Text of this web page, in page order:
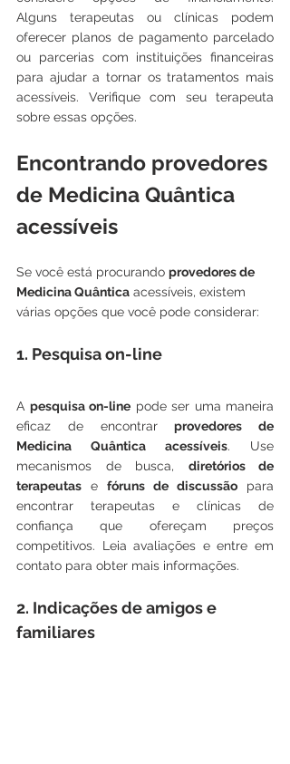
Alguns terapeutas ou clínicas podem
oferecer planos de pagamento parcelado
ou parcerias com instituições financeiras
para ajudar a tornar os tratamentos mais
acessíveis. Verifique com seu terapeuta
sobre essas opções.
Encontrando provedores
de Medicina Quântica
acessíveis
Se você está procurando provedores de
Medicina Quântica acessíveis, existem
várias opções que você pode considerar:
1. Pesquisa on-line
A pesquisa on-line pode ser uma maneira
eficaz de encontrar provedores de
Medicina Quântica acessíveis. Use
mecanismos de busca, diretórios de
terapeutas e fóruns de discussão para
encontrar terapeutas e clínicas de
confiança que ofereçam preços
competitivos. Leia avaliações e entre em
contato para obter mais informações.
2. Indicações de amigos e
familiares